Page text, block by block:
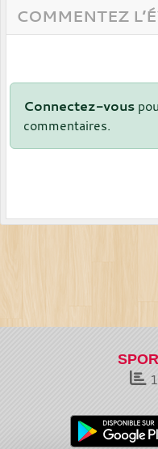
COMMENTEZ
Connectez-vous
commentaires.